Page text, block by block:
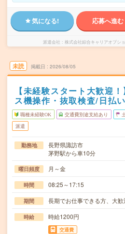
気になる! 応募へ進む
派遣会社 株式会社綜合キャリアオプシ
未読 掲載日 2026/08/05
【未経験スタート大歓迎
ス機操作・抜取検査/日払
職種未経験OK 交通費別途支給あり
派遣
勤務地
長野県諏訪市
茅野駅から車10分
曜日頻度 月～金
時間 08:25～17:15
期間 長期でお仕事できる方、大歓
時給 時給1200円
交通費